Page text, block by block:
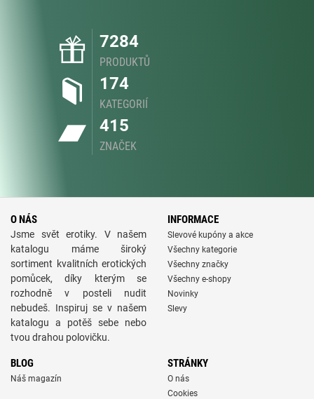
7284
PRODUKTŮ
174
KATEGORIÍ
415
ZNAČEK
O NÁS
Jsme svět erotiky. V našem
katalogu máme široký
sortiment kvalitních erotických
pomůcek, díky kterým se
rozhodně v posteli nudit
nebudeš. Inspiruj se v našem
katalogu a potěš sebe nebo
tvou drahou polovičku.
INFORMACE
Slevové kupóny a akce
Všechny kategorie
Všechny značky
Všechny e-shopy
Novinky
Slevy
BLOG
Náš magazín
STRÁNKY
O nás
Cookies